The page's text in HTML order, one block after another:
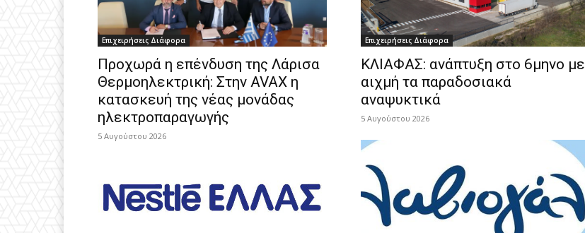
Επιχειρήσεις Διάφορα
Προχωρά η επένδυση της Λάρισα
Θερμοηλεκτρική: Στην AVAX η
κατασκευή της νέας μονάδας
ηλεκτροπαραγωγής
5 Αυγούστου 2026
Επιχειρήσεις Διάφορα
ΚΛΙΑΦΑΣ: ανάπτυξη στο 6μηνο με
αιχμή τα παραδοσιακά
αναψυκτικά
5 Αυγούστου 2026